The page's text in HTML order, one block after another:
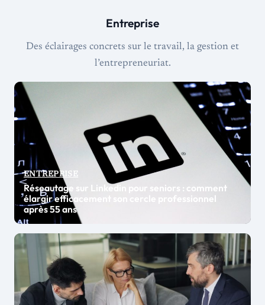
Entreprise
Des éclairages concrets sur le travail, la gestion et
l’entrepreneuriat.
ENTREPRISE
Réseautage sur Linkedin pour seniors : comment
élargir efficacement son cercle professionnel
après 55 ans